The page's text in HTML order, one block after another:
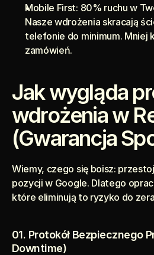
Mobile First: 80% ruchu w
Nasze wdrożenia skracają
telefonie do minimum. Mniej
zamówień.
Jak wygląda
wdrożenia w
(Gwarancja
Wiemy, czego się boisz:
pozycji w Google. Dlatego
które eliminują to ryzyko do
01. Protokół Bezpiecznego
Downtime)